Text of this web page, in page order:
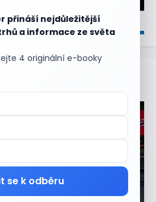
přináší nejdůležitější
a informace ze světa
4 originální e-booky
se k odběru